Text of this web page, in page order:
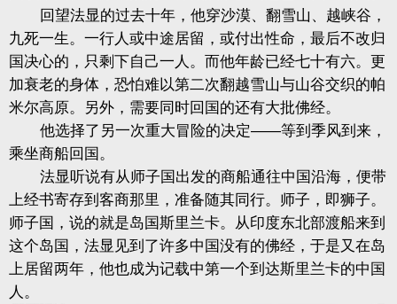
回望法显的过去十年，他穿沙漠、翻雪山、越峡谷，
九死一生。一行人或中途居留，或付出性命，最后不改归
国决心的，只剩下自己一人。而他年龄已经七十有六。更
加衰老的身体，恐怕难以第二次翻越雪山与山谷交织的帕
米尔高原。另外，需要同时回国的还有大批佛经。
他选择了另一次重大冒险的决定——等到季风到来，
乘坐商船回国。
法显听说有从师子国出发的商船通往中国沿海，便带
上经书寄存到客商那里，准备随其同行。师子，即狮子。
师子国，说的就是岛国斯里兰卡。从印度东北部渡船来到
这个岛国，法显见到了许多中国没有的佛经，于是又在岛
上居留两年，他也成为记载中第一个到达斯里兰卡的中国
人。